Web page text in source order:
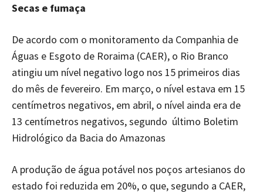
Secas e fumaça
De acordo com o monitoramento da Companhia de
Águas e Esgoto de Roraima (CAER), o Rio Branco
atingiu um nível negativo logo nos 15 primeiros dias
do mês de fevereiro. Em março, o nível estava em 15
centímetros negativos, em abril, o nível ainda era de
13 centímetros negativos, segundo último Boletim
Hidrológico da Bacia do Amazonas
A produção de água potável nos poços artesianos do
estado foi reduzida em 20%, o que, segundo a CAER,